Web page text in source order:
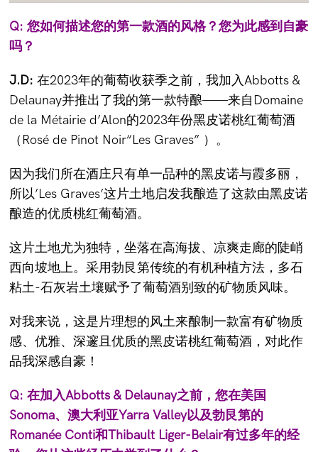
Q: 您如何描述您的第一款酒的风格？您为此感到自豪
吗？
J.D: 在2023年的葡萄收获季之前，我加入Abbotts &
Delaunay并推出了我的第一款特酿——来自Domaine
de la Métairie d’Alon的2023年份黑皮诺桃红葡萄酒
（Rosé de Pinot Noir“Les Graves” ）。
因为我们所在酒庄只有单一品种的黑皮诺与霞多丽，
所以’Les Graves’这片土地启发我酿造了这款由黑皮诺
酿造的优质桃红葡萄酒。
这片土地尤为独特，坐落在高海拔、凉爽走廊的陡峭
西向坡地上。采用勃艮第传统的有机种植方法，多石
粘土-石灰岩土壤赋予了葡萄酒别致的矿物质风味。
对我来说，这是片理想的风土来酿制一款富有矿物质
感、优雅、深邃且优质的黑皮诺桃红葡萄酒，对此作
品我深感自豪！
Q: 在加入Abbotts & Delaunay之前，您在美国
Sonoma、澳大利亚Yarra Valley以及勃艮第的
Romanée Conti和Thibault Liger-Belair有过多年的经